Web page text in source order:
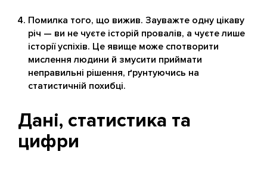
Помилка того, що вижив. Зауважте одну цікаву
річ — ви не чуєте історій провалів, а чуєте лише
історії успіхів. Це явище може спотворити
мислення людини й змусити приймати
неправильні рішення, ґрунтуючись на
статистичній похибці.
Дані, статистика та
цифри